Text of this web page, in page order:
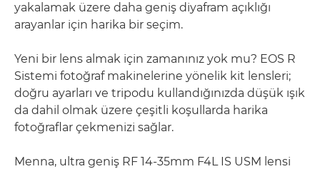
yakalamak üzere daha geniş diyafram açıklığı
arayanlar için harika bir seçim.
Yeni bir lens almak için zamanınız yok mu? EOS R
Sistemi fotoğraf makinelerine yönelik kit lensleri;
doğru ayarları ve tripodu kullandığınızda düşük ışık
da dahil olmak üzere çeşitli koşullarda harika
fotoğraflar çekmenizi sağlar.
Menna, ultra geniş RF 14-35mm F4L IS USM lensi